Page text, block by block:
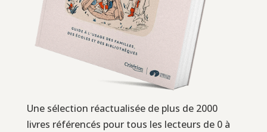
Une sélection réactualisée de plus de 2000
livres référencés pour tous les lecteurs de 0 à